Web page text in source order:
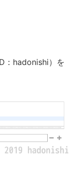
：hadonishi）を